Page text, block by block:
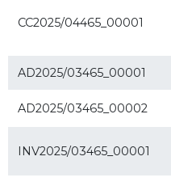
CC2025/04465_00001
AD2025/03465_00001
AD2025/03465_00002
INV2025/03465_00001